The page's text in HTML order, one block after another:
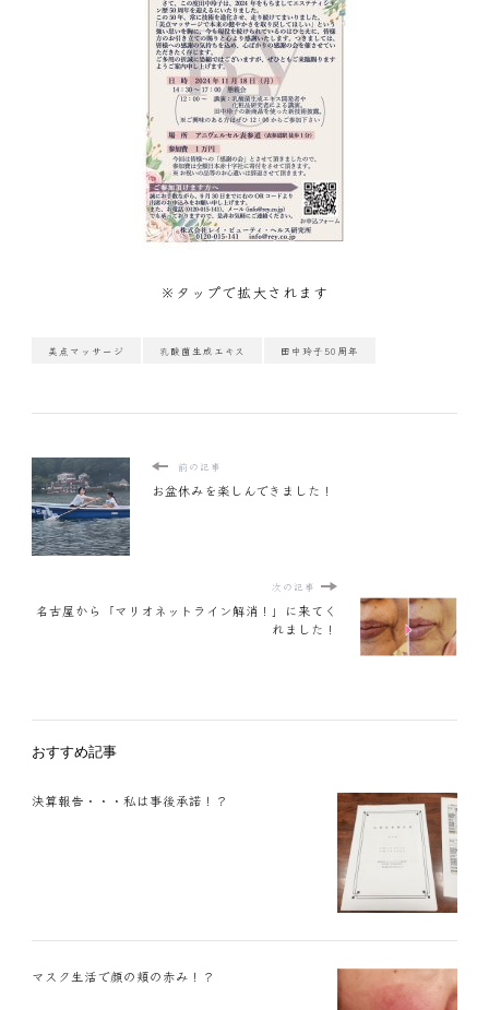
※タップで拡大されます
美点マッサージ 乳酸菌生成エキス 田中玲子50周年
前の記事
お盆休みを楽しんできました！
次の記事
名古屋から「マリオネットライン解消！」に来てく
れました！
おすすめ記事
決算報告・・・私は事後承諾！？
マスク生活で顔の頬の赤み！？